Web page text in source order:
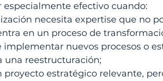
especialmente efectivo cuando:
necesita expertise que no
en un proceso de
implementar nuevos procesos o
una reestructuración;
proyecto estratégico relevante,